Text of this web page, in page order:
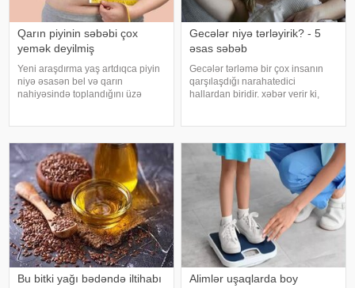
Qarın piyinin səbəbi çox
yemək deyilmiş
Yeni araşdırma yaş artdıqca piyin
niyə əsasən bel və qarın
nahiyəsində toplandığını üzə
müşahidə edir. Bu isə təkcə esteti
Gecələr niyə tərləyirik? - 5
əsas səbəb
Gecələr tərləmə bir çox insanın
qarşılaşdığı narahatedici
hallardan biridir. xəbər verir ki,
sağlamlıq problemlərinin əlamət
Bu bitki yağı bədəndə iltihabı
Alimlər uşaqlarda boy